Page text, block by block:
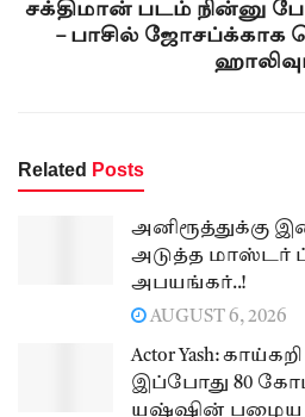
சக்திமான் படம் நின்னு
– பாசில்
Related Posts
அனிரூத்துக்கு
அடுத்த மாஸ்டர்
அபயங்கர்..!
AUGUST 6, 2026
Actor Yash:
இப்போது 80
யஷ்ஷின் பழைய